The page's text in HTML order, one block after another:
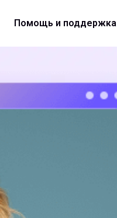
Помощь и поддержка